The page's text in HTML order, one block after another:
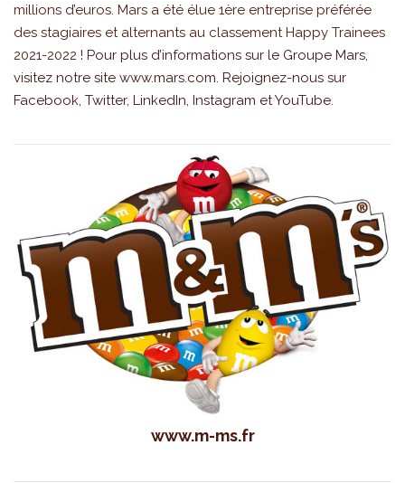
millions d’euros. Mars a été élue 1ère entreprise préférée
des stagiaires et alternants au classement Happy Trainees
2021-2022 ! Pour plus d’informations sur le Groupe Mars,
visitez notre site www.mars.com. Rejoignez-nous sur
Facebook, Twitter, LinkedIn, Instagram etYouTube.
www.m-ms.fr